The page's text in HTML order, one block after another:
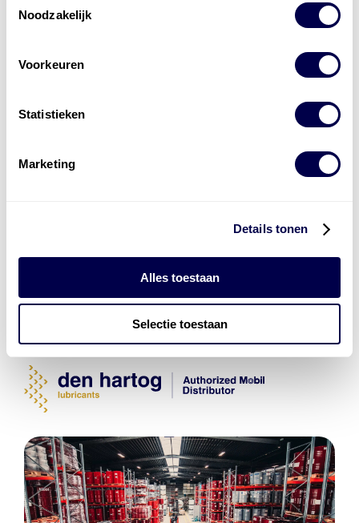
Noodzakelijk
Voorkeuren
Statistieken
Marketing
Details tonen
Alles toestaan
Selectie toestaan
Over onze diensten